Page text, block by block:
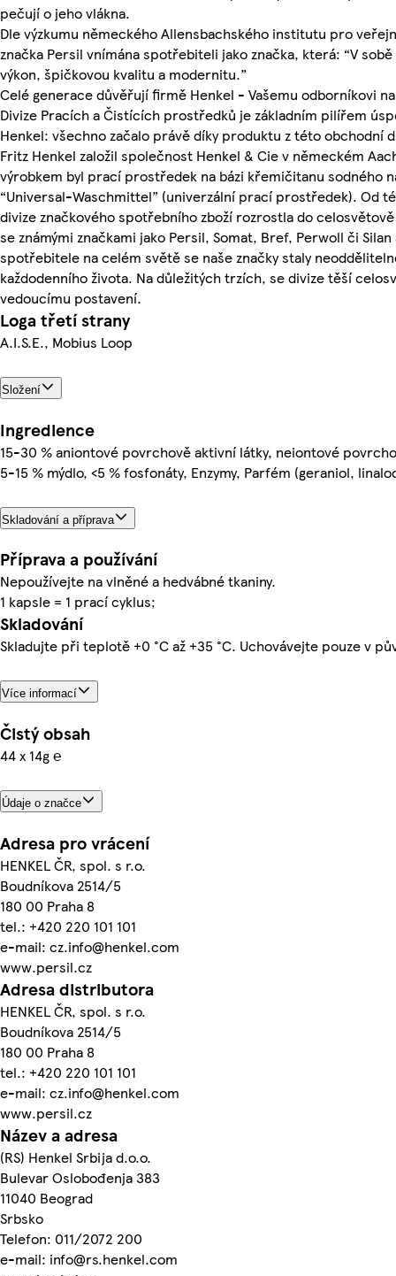
pečují o jeho vlákna.
Dle výzkumu německého Allensbachského institutu pro
značka Persil vnímána spotřebiteli jako značka, která: “V
výkon, špičkovou kvalitu a modernitu.”
Celé generace důvěřují firmě Henkel - Vašemu odborníkovi
Divize Pracích a Čistících prostředků je základním pilířem
Henkel: všechno začalo právě díky produktu z této obchodní
Fritz Henkel založil společnost Henkel & Cie v německém
výrobkem byl prací prostředek na bázi křemičitanu sodného
“Universal-Waschmittel” (univerzální prací prostředek). Od
divize značkového spotřebního zboží rozrostla do
se známými značkami jako Persil, Somat, Bref, Perwoll či Silan
spotřebitele na celém světě se naše značky staly
každodenního života. Na důležitých trzích, se divize těší
vedoucímu postavení.
Loga třetí strany
A.I.S.E., Mobius Loop
Složení
Ingredience
15-30 % aniontové povrchově aktivní látky, neiontové
5-15 % mýdlo, <5 % fosfonáty, Enzymy, Parfém (geraniol,
Skladování a příprava
Příprava a používání
Nepoužívejte na vlněné a hedvábné tkaniny.
1 kapsle = 1 prací cyklus;
Skladování
Skladujte při teplotě +0 °C až +35 °C. Uchovávejte pouze v
Více informací
Čistý obsah
44 x 14g ℮
Údaje o značce
Adresa pro vrácení
HENKEL ČR, spol. s r.o.
Boudníkova 2514/5
180 00 Praha 8
tel.: +420 220 101 101
e-mail: cz.info@henkel.com
www.persil.cz
Adresa distributora
HENKEL ČR, spol. s r.o.
Boudníkova 2514/5
180 00 Praha 8
tel.: +420 220 101 101
e-mail: cz.info@henkel.com
www.persil.cz
Název a adresa
(RS) Henkel Srbija d.o.o.
Bulevar Oslobođenja 383
11040 Beograd
Srbsko
Telefon: 011/2072 200
e-mail: info@rs.henkel.com